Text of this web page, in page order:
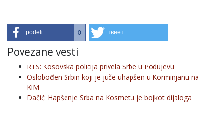
podeli 0 твеет
Povezane vesti
RTS: Kosovska policija privela Srbe u Podujevu
Oslobođen Srbin koji je juče uhapšen u Korminjanu na
KiM
Dačić: Hapšenje Srba na Kosmetu je bojkot dijaloga